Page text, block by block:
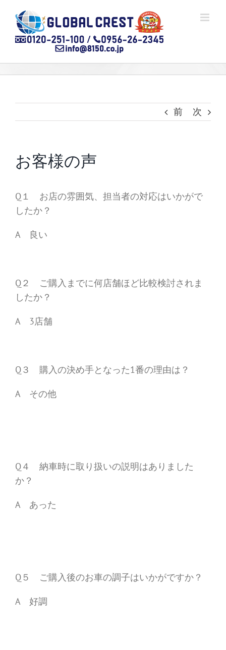
content
前 次
お客様の声
Q１ お店の雰囲気、担当者の対応はいかがで
したか？
A 良い
Q２ ご購入までに何店舗ほど比較検討されま
したか？
A 3店舗
Q３ 購入の決め手となった1番の理由は？
A その他
Q４ 納車時に取り扱いの説明はありました
か？
A あった
Q５ ご購入後のお車の調子はいかがですか？
A 好調